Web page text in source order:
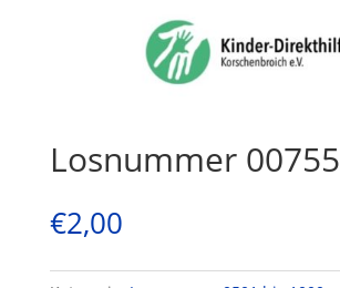
Losnummer 00755
€2,00